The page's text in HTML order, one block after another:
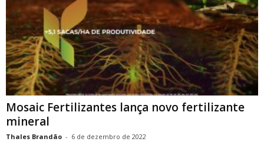
Mosaic Fertilizantes lança novo fertilizante
mineral
Thales Brandão - 6 de dezembro de 2022